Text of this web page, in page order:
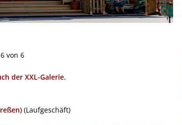
von 6
der XXL-Galerie.
(Laufgeschäft)